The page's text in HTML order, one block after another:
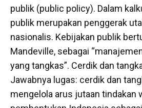
publik (public policy). Dalam
publik merupakan penggerak
nasionalis. Kebijakan publik
Mandeville, sebagai
yang tangkas”. Cerdik dan
Jawabnya lugas: cerdik dan
mengelola arus jutaan tindakan